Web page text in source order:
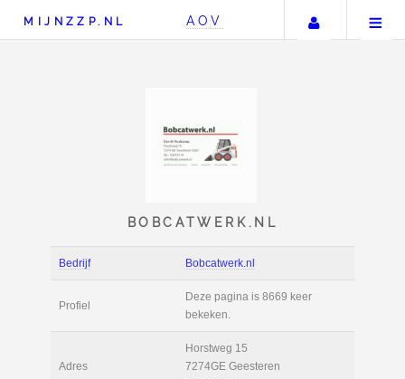
MIJNZZP.NL AOV Uw
BOBCATWERK.NL
Bedrijf Bobcatwerk.nl